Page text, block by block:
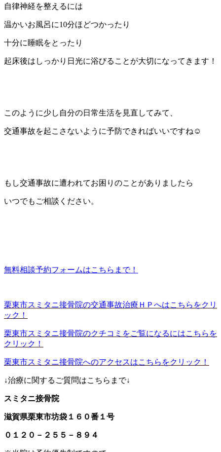
自律神経を整えるには
温かいお風呂に10分ほどつかったり
十分に睡眠をとったり
起床後はしっかり日光に浴びることが大切になってきます！
このように少し自分の日常生活を見直してみて、
交通事故を起こさないように予防できればいいですね☺
もし交通事故に遭われてお困りのことがありましたら
いつでもご相談ください。
無料相談予約フォームはこちらまで！
栗東市スミタニ接骨院の交通事故治療ＨＰへはこちらをクリ
ック！
栗東市スミタニ接骨院のクチコミをご覧になるにはこちらを
クリック！
栗東市スミタニ接骨院へのアクセスはこちらをクリック！
↓治療に関するご質問はこちらまで↓
スミタニ接骨院
滋賀県栗東市坊袋１６０番１号
０１２０－２５５－８９４